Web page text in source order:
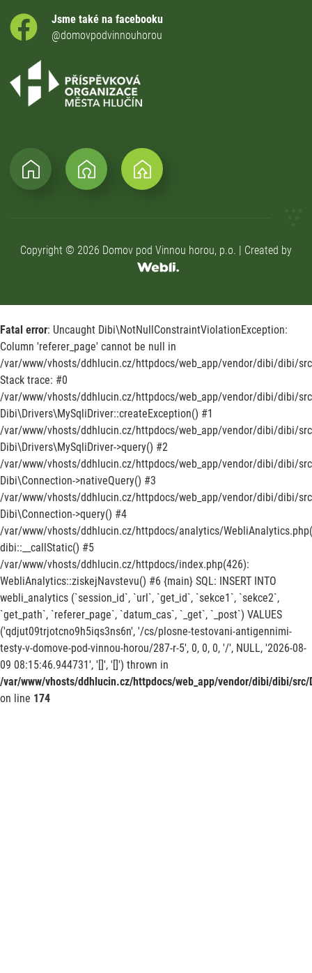
Jsme také na facebooku
@domovpodvinnouhorou
Copyright © 2026 Domov pod Vinnou horou, p.o. | Created by
Fatal error: Uncaught Dibi\NotNullConstraintViolationException:
Column 'referer_page' cannot be null in
/var/www/vhosts/ddhlucin.cz/httpdocs/web_app/vendor/dibi/dibi/
Stack trace: #0
/var/www/vhosts/ddhlucin.cz/httpdocs/web_app/vendor/dibi/dibi/
Dibi\Drivers\MySqliDriver::createException() #1
/var/www/vhosts/ddhlucin.cz/httpdocs/web_app/vendor/dibi/dibi/
Dibi\Drivers\MySqliDriver->query() #2
/var/www/vhosts/ddhlucin.cz/httpdocs/web_app/vendor/dibi/dibi/
Dibi\Connection->nativeQuery() #3
/var/www/vhosts/ddhlucin.cz/httpdocs/web_app/vendor/dibi/dibi/
Dibi\Connection->query() #4
/var/www/vhosts/ddhlucin.cz/httpdocs/analytics/
dibi::__callStatic() #5
/var/www/vhosts/ddhlucin.cz/httpdocs/index.php(426):
WebliAnalytics::ziskejNavstevu() #6 {main} SQL: INSERT INTO
webli_analytics (`session_id`, `url`, `get_id`, `sekce1`, `sekce2`,
`get_path`, `referer_page`, `datum_cas`, `_get`, `_post`) VALUES
('qdjut09trjotcno9h5iqs3ns6n', '/cs/plosne-testovani-antigennimi-
testy-v-domove-pod-vinnou-horou/287-r-5', 0, 0, 0, '/', NULL, '2026-08-
09 08:15:46.944731', '[]', '[]') thrown in
/var/www/vhosts/ddhlucin.cz/httpdocs/web_app/vendor/dibi/dibi/
on line 174